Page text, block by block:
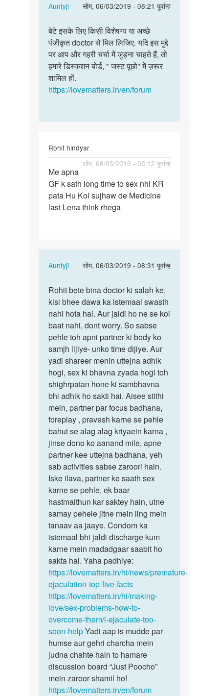
Auntyji
सोम, 06/03/2019 - 08:21 पूर्वान्ह
In
to
मैं
सेक्स
करनें
के
लिए
मनोज
बेटे
इसके
लिए
किसी
विशेषग्य…
बेटे इसके लिए किसी विशेषग्य या अच्छे
पंजीकृत doctor से मिल लिजिए. यदि इस मुद्दे
पर आप और गहरी चर्चा में जुड़ना चाहते हैं, तो
हमारे डिस्कशन बोर्ड, " जस्ट पूछो" में ज़रूर
शामिल हों.
https://lovematters.in/en/forum
Rohit hindyar
सोम, 06/03/2019 - 05:12 पूर्वान्ह
Me
apna
GF
k
Me apna
GF k sath long time to sex nhi KR
pata Hu Koi sujhaw de Medicine
last Lena think rhega
Auntyji
सोम, 06/03/2019 - 08:31 पूर्वान्ह
In
to
Me
apna
GF
k
sath
long
time…
by
Rohit
hindyar
Rohit
bete
bina
doctor
ki…
Rohit bete bina doctor ki salah ke,
kisi bhee dawa ka istemaal swasth
nahi hota hai. Aur jaldi ho ne se koi
baat nahi, dont worry. So sabse
pehle toh apni partner ki body ko
samjh lijiye- unko time dijiye. Aur
yadi shareer menin uttejna adhik
hogi, sex ki bhavna zyada hogi toh
shighrpatan hone ki sambhavna
bhi adhik ho sakti hai. Aisee stithi
mein, partner par focus badhana,
foreplay , pravesh karne se pehle
bahut se alag alag kriyaein karna ,
jinse dono ko aanand mile, apne
partner kee uttejna badhana, yeh
sab activities sabse zaroori hain.
Iske ilava, partner ke saath sex
karne se pehle, ek baar
hastmaithun kar saktey hain, utne
samay pehele jitne mein ling mein
tanaav aa jaaye. Condom ka
istemaal bhi jaldi discharge kum
karne mein madadgaar saabit ho
sakta hai. Yaha padhiye:
https://lovematters.in/hi/news/premature-
ejaculation-top-five-facts
https://lovematters.in/hi/making-
love/sex-problems-how-to-
overcome-them/i-ejaculate-too-
soon-helpYadi aap is mudde par
humse aur gehri charcha mein
judna chahte hain to hamare
discussion board “Just Poocho”
mein zaroor shamil ho!
https://lovematters.in/en/forum